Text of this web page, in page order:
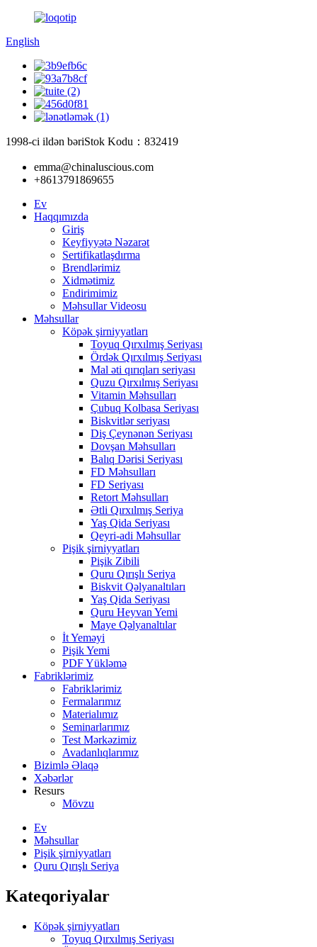
English
1998-ci ildən bəriStok Kodu：832419
emma@chinaluscious.com
+8613791869655
Ev
Haqqımızda
Giriş
Keyfiyyətə Nəzarət
Sertifikatlaşdırma
Brendlərimiz
Xidmətimiz
Endirimimiz
Məhsullar Videosu
Məhsullar
Köpək şirniyyatları
Toyuq Qırxılmış Seriyası
Ördək Qırxılmış Seriyası
Mal əti qırıqları seriyası
Quzu Qırxılmış Seriyası
Vitamin Məhsulları
Çubuq Kolbasa Seriyası
Biskvitlər seriyası
Diş Çeynənən Seriyası
Dovşan Məhsulları
Balıq Dərisi Seriyası
FD Məhsulları
FD Seriyası
Retort Məhsulları
Ətli Qırxılmış Seriya
Yaş Qida Seriyası
Qeyri-adi Məhsullar
Pişik şirniyyatları
Pişik Zibili
Quru Qırışlı Seriya
Biskvit Qəlyanaltıları
Yaş Qida Seriyası
Quru Heyvan Yemi
Maye Qəlyanaltılar
İt Yeməyi
Pişik Yemi
PDF Yükləmə
Fabriklərimiz
Fabriklərimiz
Fermalarımız
Materialımız
Seminarlarımız
Test Mərkəzimiz
Avadanlıqlarımız
Bizimlə Əlaqə
Xəbərlər
Resurs
Mövzu
Ev
Məhsullar
Pişik şirniyyatları
Quru Qırışlı Seriya
Kateqoriyalar
Köpək şirniyyatları
Toyuq Qırxılmış Seriyası